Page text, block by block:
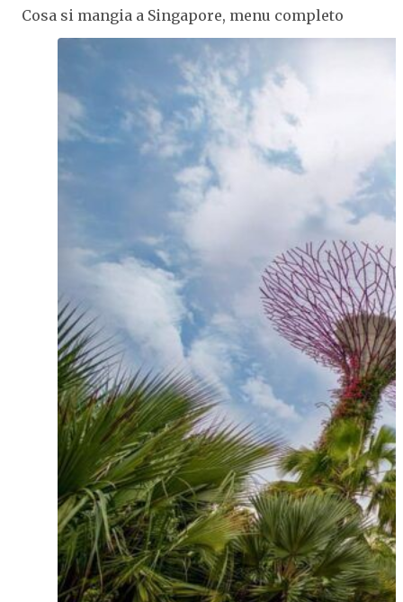
Cosa si mangia a Singapore, menu completo